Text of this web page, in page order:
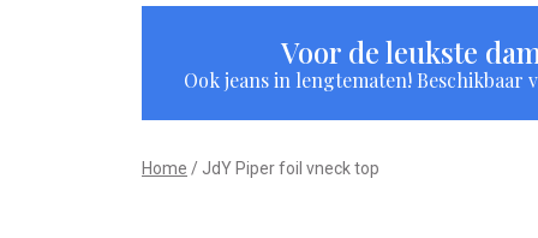
vneck
Voor de leukste
Ook jeans in lengtematen! Beschikbaar
Home JdY Piper foil vneck top